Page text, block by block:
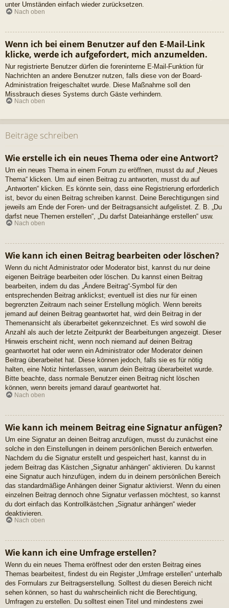
unter Umständen einfach wieder zurücksetzen.
Nach oben
Wenn ich bei einem Benutzer auf den E-Mail-Link
klicke, werde ich aufgefordert, mich anzumelden.
Nur registrierte Benutzer dürfen die foreninterne E-Mail-Funktion für
Nachrichten an andere Benutzer nutzen, falls diese von der Board-
Administration freigeschaltet wurde. Diese Maßnahme soll den
Missbrauch dieses Systems durch Gäste verhindern.
Nach oben
Beiträge schreiben
Wie erstelle ich ein neues Thema oder eine Antwort?
Um ein neues Thema in einem Forum zu eröffnen, musst du auf „Neues
Thema“ klicken. Um auf einen Beitrag zu antworten, musst du auf
„Antworten“ klicken. Es könnte sein, dass eine Registrierung erforderlich
ist, bevor du einen Beitrag schreiben kannst. Deine Berechtigungen sind
jeweils am Ende der Foren- und der Beitragsansicht aufgelistet. Z. B. „Du
darfst neue Themen erstellen“, „Du darfst Dateianhänge erstellen“ usw.
Nach oben
Wie kann ich einen Beitrag bearbeiten oder löschen?
Wenn du nicht Administrator oder Moderator bist, kannst du nur deine
eigenen Beiträge bearbeiten oder löschen. Du kannst einen Beitrag
bearbeiten, indem du das „Ändere Beitrag“-Symbol für den
entsprechenden Beitrag anklickst; eventuell ist dies nur für einen
begrenzten Zeitraum nach seiner Erstellung möglich. Wenn bereits
jemand auf deinen Beitrag geantwortet hat, wird dein Beitrag in der
Themenansicht als überarbeitet gekennzeichnet. Es wird sowohl die
Anzahl als auch der letzte Zeitpunkt der Bearbeitungen angezeigt. Dieser
Hinweis erscheint nicht, wenn noch niemand auf deinen Beitrag
geantwortet hat oder wenn ein Administrator oder Moderator deinen
Beitrag überarbeitet hat. Diese können jedoch, falls sie es für nötig
halten, eine Notiz hinterlassen, warum dein Beitrag überarbeitet wurde.
Bitte beachte, dass normale Benutzer einen Beitrag nicht löschen
können, wenn bereits jemand darauf geantwortet hat.
Nach oben
Wie kann ich meinem Beitrag eine Signatur anfügen?
Um eine Signatur an deinen Beitrag anzufügen, musst du zunächst eine
solche in den Einstellungen in deinem persönlichen Bereich entwerfen.
Nachdem du die Signatur erstellt und gespeichert hast, kannst du in
jedem Beitrag das Kästchen „Signatur anhängen“ aktivieren. Du kannst
eine Signatur auch hinzufügen, indem du in deinem persönlichen Bereich
das standardmäßige Anhängen deiner Signatur aktivierst. Wenn du einen
einzelnen Beitrag dennoch ohne Signatur verfassen möchtest, so kannst
du dort einfach das Kontrollkästchen „Signatur anhängen“ wieder
deaktivieren.
Nach oben
Wie kann ich eine Umfrage erstellen?
Wenn du ein neues Thema eröffnest oder den ersten Beitrag eines
Themas bearbeitest, findest du ein Register „Umfrage erstellen“ unterhalb
des Formulars zur Beitragserstellung. Solltest du diesen Bereich nicht
sehen können, so hast du wahrscheinlich nicht die Berechtigung,
Umfragen zu erstellen. Du solltest einen Titel und mindestens zwei